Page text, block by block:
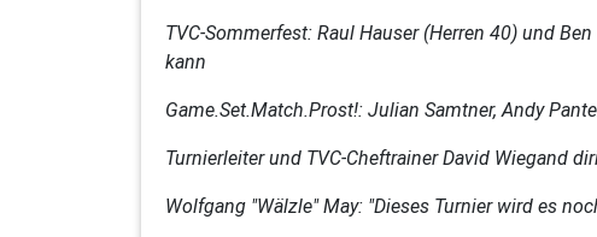
TVC-Sommerfest: Raul Hauser (Herren 40) und
kann
Game.Set.Match.Prost!: Julian Samtner, Andy
Turnierleiter und TVC-Cheftrainer David Wiegand
Wolfgang "Wälzle" May: "Dieses Turnier wird es